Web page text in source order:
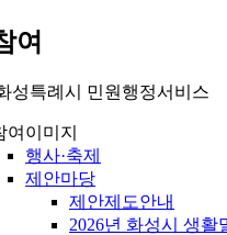
여
성특례시 민원행정서비스
행사·축제
제안마당
제안제도안내
2026년 화성시 생활